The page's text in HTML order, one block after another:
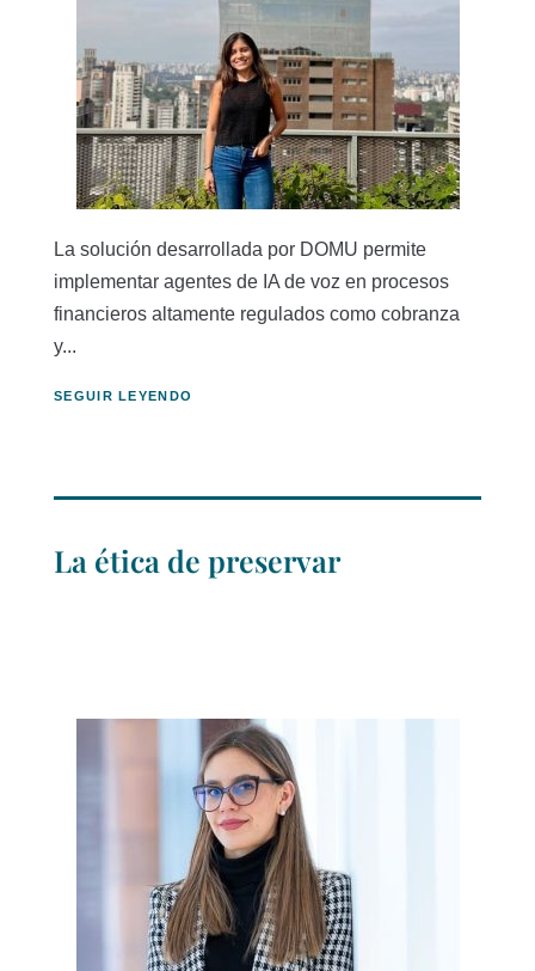
La solución desarrollada por DOMU permite
implementar agentes de IA de voz en procesos
financieros altamente regulados como cobranza
y...
SEGUIR LEYENDO
La ética de preservar